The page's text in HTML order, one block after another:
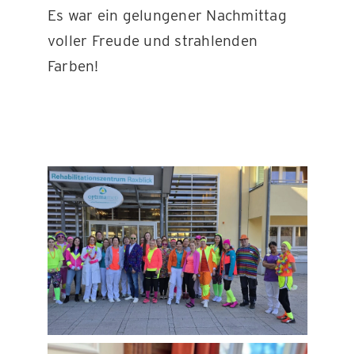
Es war ein gelungener Nachmittag
voller Freude und strahlenden
Farben!